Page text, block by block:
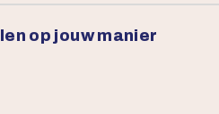
op jouw manier